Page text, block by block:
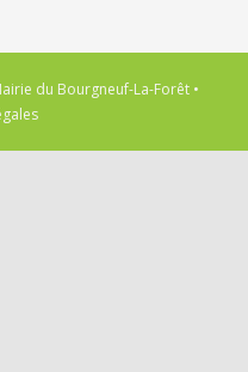
du Bourgneuf-La-Forêt •